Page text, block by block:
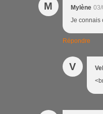
M Mylène
Je connais
Répondre
V